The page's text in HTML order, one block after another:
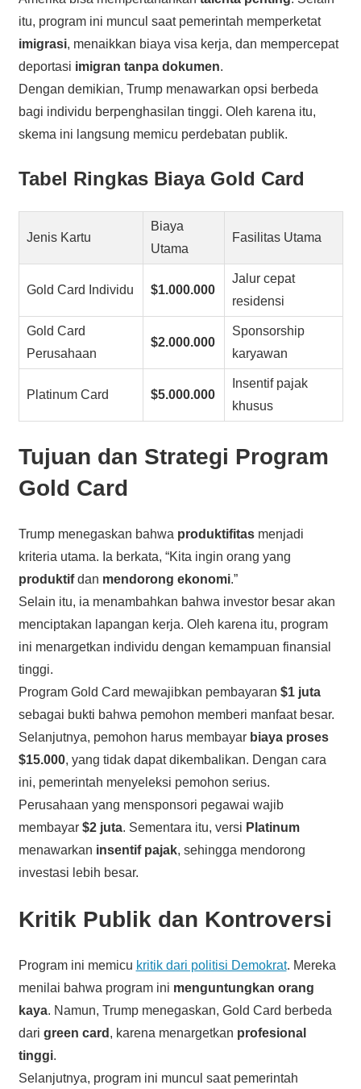
itu, program ini muncul saat pemerintah memperketat
imigrasi, menaikkan biaya visa kerja, dan mempercepat
deportasi imigran tanpa dokumen.
Dengan demikian, Trump menawarkan opsi berbeda
bagi individu berpenghasilan tinggi. Oleh karena itu,
skema ini langsung memicu perdebatan publik.
Tabel Ringkas Biaya Gold Card
Jenis Kartu
Biaya
Utama
Fasilitas Utama
Gold Card Individu $1.000.000
Jalur cepat
residensi
Gold Card
Perusahaan
$2.000.000
Sponsorship
karyawan
Platinum Card $5.000.000
Insentif pajak
khusus
Tujuan dan Strategi Program
Gold Card
Trump menegaskan bahwa produktifitasmenjadi
kriteria utama. Ia berkata, “Kita ingin orang yang
produktifdan mendorong ekonomi.”
Selain itu, ia menambahkan bahwa investor besar akan
menciptakan lapangan kerja. Oleh karena itu, program
ini menargetkan individu dengan kemampuan finansial
tinggi.
Program Gold Card mewajibkan pembayaran $1 juta
sebagai bukti bahwa pemohon memberi manfaat besar.
Selanjutnya, pemohon harus membayar biaya proses
$15.000, yang tidak dapat dikembalikan. Dengan cara
ini, pemerintah menyeleksi pemohon serius.
Perusahaan yang mensponsori pegawai wajib
membayar $2 juta. Sementara itu, versi Platinum
menawarkan insentif pajak, sehingga mendorong
investasi lebih besar.
Kritik Publik dan Kontroversi
Program ini memicu kritik dari politisi Demokrat. Mereka
menilai bahwa program ini menguntungkan orang
kaya. Namun, Trump menegaskan, Gold Card berbeda
dari green card , karena menargetkan profesional
tinggi.
Selanjutnya, program ini muncul saat pemerintah